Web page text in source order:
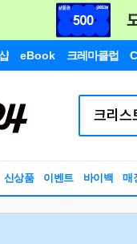
eBook 크레마클럽
신상품 이벤트 바이백 매